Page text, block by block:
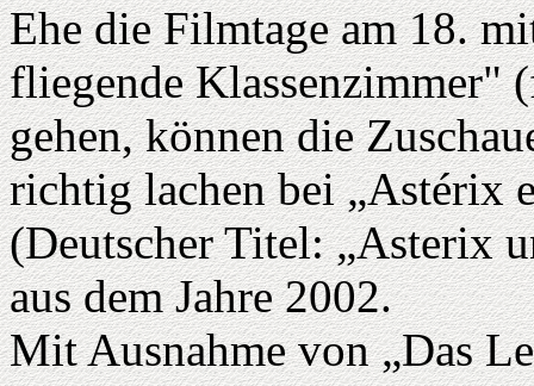
Ehe die Filmtage am 18.
fliegende Klassenzimmer"
gehen, können die
richtig lachen bei „Astérix
(Deutscher Titel: „Asterix
aus dem Jahre 2002.
Mit Ausnahme von „Das